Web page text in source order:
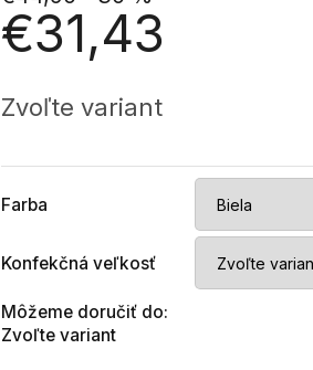
€31,43
cena:
Zvoľte variant
Farba
Konfekčná veľkosť
Môžeme doručiť do:
Zvoľte variant